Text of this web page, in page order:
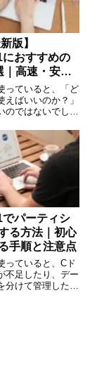
版】
おすすめの
｜高速・安
徹底比較
っていると、「ど
えばいいのか？」
のではないでしょ
や使い方によって
は大きく変わりま
を上げたい人、動
適に楽し
パーティシ
る方法｜初心
手順と注意点
っていると、Cド
不足したり、デー
分けて管理したく